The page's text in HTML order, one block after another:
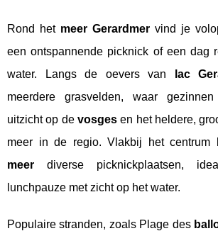
Rond het meer Gerardmer vind je
een ontspannende picknick of een dag
water. Langs de oevers van
lac
meerdere grasvelden, waar
uitzicht op de vosgesen het heldere,
meer in de regio. Vlakbij het centrum
meer diverse picknickplaatsen,
lunchpauze met zicht op het water.
Populaire stranden, zoals Plage des